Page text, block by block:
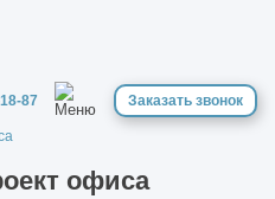
87 Заказать звонок
офиса